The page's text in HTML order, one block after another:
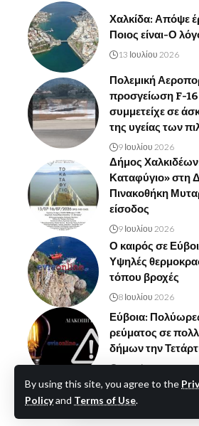
By using this site, you agree to the
Policyand Terms of Use.
Χαλκίδα: Απόψε
Ποιος είναι-Ο
13 Ιουλίου 2026
Πολεμική
προσγείωση F-
συμμετείχε σε
της υγείας των
9 Ιουλίου 2026
Δήμος
Καταφύγιο» στη
Πινακοθήκη
είσοδος
9 Ιουλίου 2026
Ο καιρός σε
Υψηλές
τόπου βροχές
8 Ιουλίου 2026
Εύβοια:
ρεύματος σε
δήμων την
8 Ιουλίου 2026